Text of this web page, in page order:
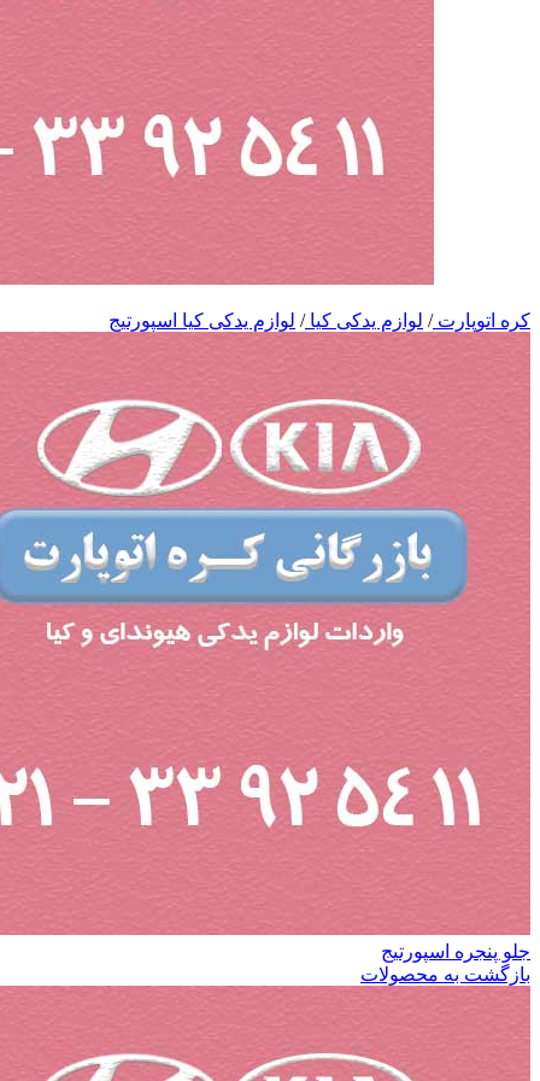
کره اتوپارت/ لوازم یدکی کیا/ لوازم یدکی کیا اسپورتیج
جلو پنجره اسپورتیج
بازگشت به محصولات